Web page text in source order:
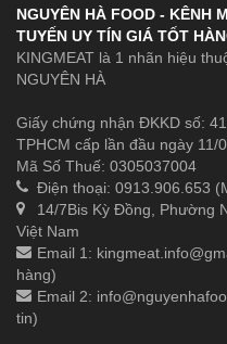
NGUYÊN HÀ FOOD - KÊNH
TUYẾN UY TÍN GIÁ TỐT
KINGMEAT là 1 nhãn hiệu
NGUYÊN HÀ
Giấy chứng nhận ĐKKD số:
TPHCM cấp lần đầu ngày 11/
Mã Số Thuế: 0305037004
Điện thoại: 0913.906.653
14/7Bis Kỳ Đồng, Phường
Việt Nam
Email 1:
hàng)
Email 2:
tin)